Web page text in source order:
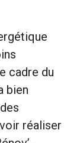
cadre du
bien
réaliser